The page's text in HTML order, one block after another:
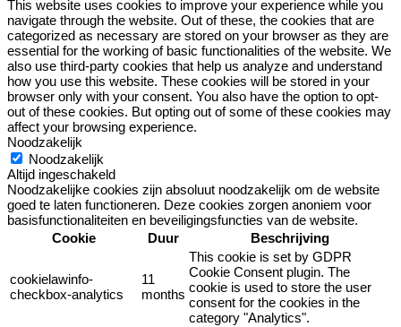
This website uses cookies to improve your experience while you
navigate through the website. Out of these, the cookies that are
categorized as necessary are stored on your browser as they are
essential for the working of basic functionalities of the website. We
also use third-party cookies that help us analyze and understand
how you use this website. These cookies will be stored in your
browser only with your consent. You also have the option to opt-
out of these cookies. But opting out of some of these cookies may
affect your browsing experience.
Noodzakelijk
Noodzakelijk
Altijd ingeschakeld
Noodzakelijke cookies zijn absoluut noodzakelijk om de website
goed te laten functioneren. Deze cookies zorgen anoniem voor
basisfunctionaliteiten en beveiligingsfuncties van de website.
Cookie
Duur Beschrijving
cookielawinfo-
checkbox-analytics
11
months
This cookie is set by GDPR
Cookie Consent plugin. The
cookie is used to store the user
consent for the cookies in the
category "Analytics".